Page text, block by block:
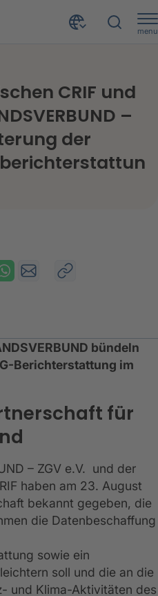
menu
CRIF und
–
der
bündeln
Berichterstattung im
für
– ZGV e.V. und der
haben am 23. August
bekannt gegeben, die
die Datenbeschaffung
sowie ein
soll und die an die
und Klima-Aktivitäten des